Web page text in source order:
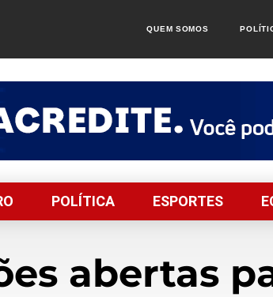
QUEM SOMOS
POLÍTICA ESPORTES
abertas